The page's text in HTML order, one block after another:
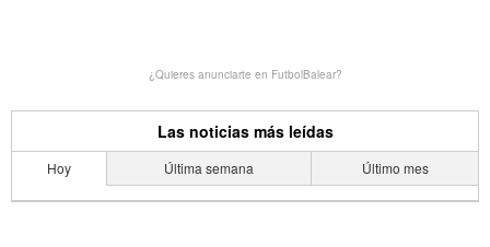
¿Quieres anunciarte en FutbolBalear?
Las noticias más leídas
Hoy Última semana Último mes